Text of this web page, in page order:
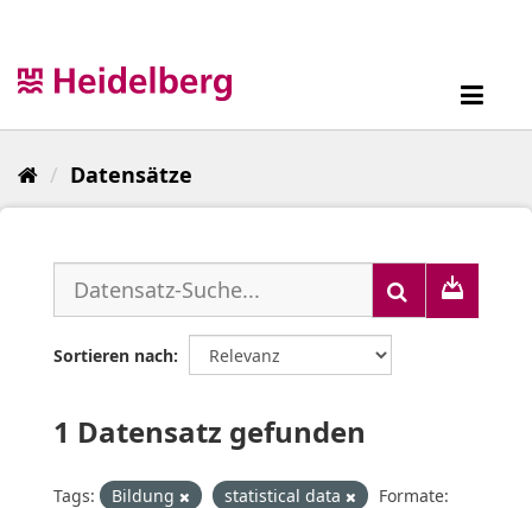
Datensätze
Sortieren nach
1 Datensatz gefunden
Tags: Bildung statistical data
Formate: